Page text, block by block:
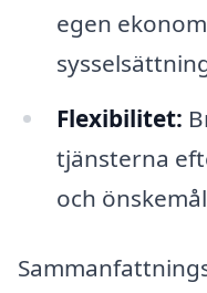
egen
Flexibilitet:
tjänsterna
och